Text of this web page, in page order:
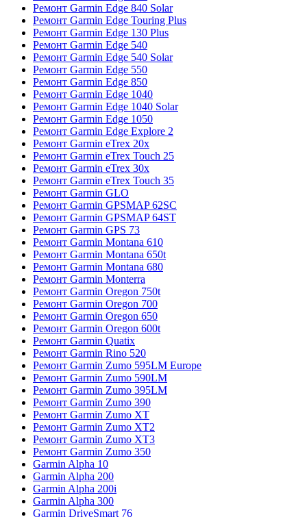
Ремонт Garmin Edge 840 Solar
Ремонт Garmin Edge Touring Plus
Ремонт Garmin Edge 130 Plus
Ремонт Garmin Edge 540
Ремонт Garmin Edge 540 Solar
Ремонт Garmin Edge 550
Ремонт Garmin Edge 850
Ремонт Garmin Edge 1040
Ремонт Garmin Edge 1040 Solar
Ремонт Garmin Edge 1050
Ремонт Garmin Edge Explore 2
Ремонт Garmin eTrex 20x
Ремонт Garmin eTrex Touch 25
Ремонт Garmin eTrex 30x
Ремонт Garmin eTrex Touch 35
Ремонт Garmin GLO
Ремонт Garmin GPSMAP 62SC
Ремонт Garmin GPSMAP 64ST
Ремонт Garmin GPS 73
Ремонт Garmin Montana 610
Ремонт Garmin Montana 650t
Ремонт Garmin Montana 680
Ремонт Garmin Monterra
Ремонт Garmin Oregon 750t
Ремонт Garmin Oregon 700
Ремонт Garmin Oregon 650
Ремонт Garmin Oregon 600t
Ремонт Garmin Quatix
Ремонт Garmin Rino 520
Ремонт Garmin Zumo 595LM Europe
Ремонт Garmin Zumo 590LM
Ремонт Garmin Zumo 395LM
Ремонт Garmin Zumo 390
Ремонт Garmin Zumo XT
Ремонт Garmin Zumo XT2
Ремонт Garmin Zumo XT3
Ремонт Garmin Zumo 350
Garmin Alpha 10
Garmin Alpha 200
Garmin Alpha 200i
Garmin Alpha 300
Garmin DriveSmart 76